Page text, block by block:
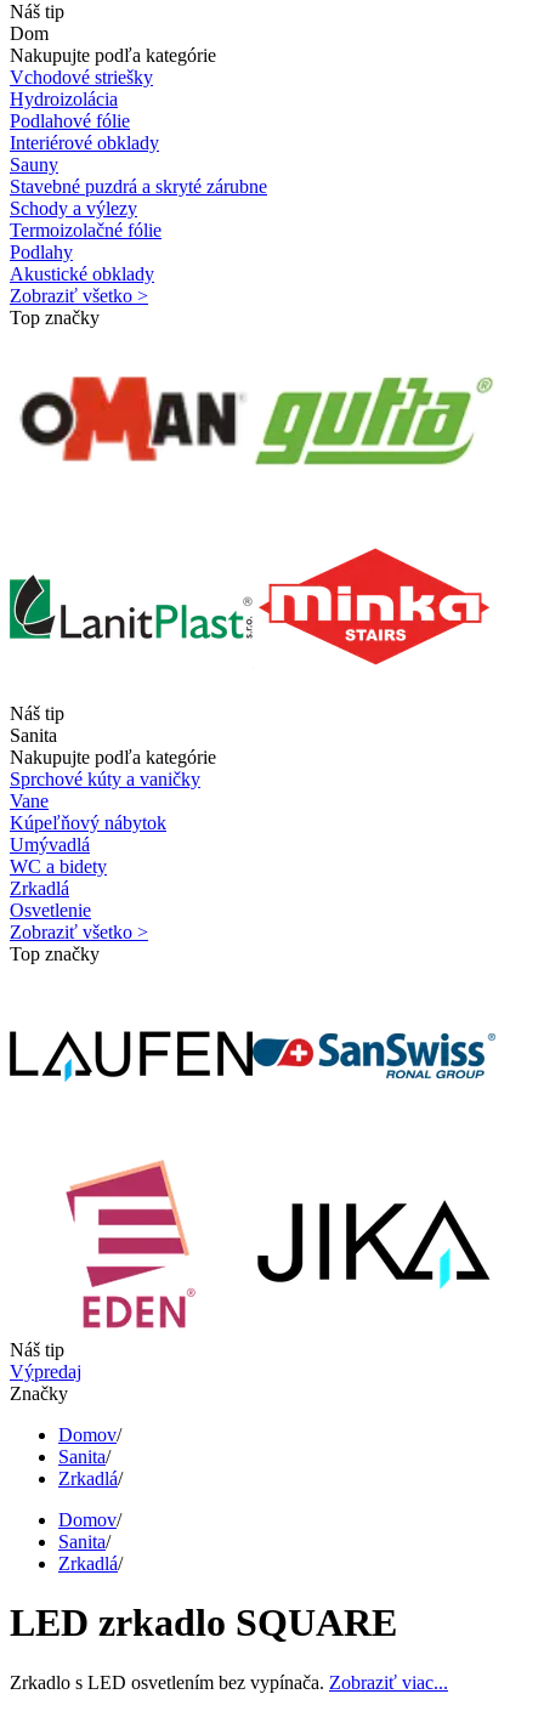
Náš tip
Dom
Nakupujte podľa kategórie
Vchodové striešky
Hydroizolácia
Podlahové fólie
Interiérové obklady
Sauny
Stavebné puzdrá a skryté zárubne
Schody a výlezy
Termoizolačné fólie
Podlahy
Akustické obklady
Zobraziť všetko >
Top značky
Náš tip
Sanita
Nakupujte podľa kategórie
Sprchové kúty a vaničky
Vane
Kúpeľňový nábytok
Umývadlá
WC a bidety
Zrkadlá
Osvetlenie
Zobraziť všetko >
Top značky
Náš tip
Výpredaj
Značky
Domov/
Sanita/
Zrkadlá/
Domov/
Sanita/
Zrkadlá/
LED zrkadlo SQUARE
Zrkadlo s LED osvetlením bez vypínača. Zobraziť viac...